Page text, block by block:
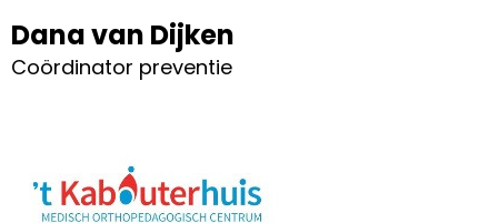
Dana van Dijken
Coördinator preventie